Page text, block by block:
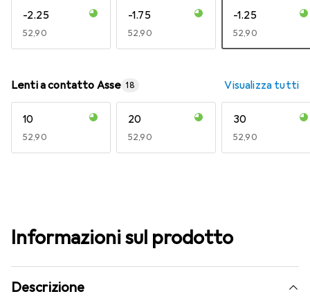
-2.25
EUR
52,90
-1.75
EUR
52,90
-1.25
EUR
52,90
Lenti a contatto Asse 18 Visualizza tutti
10
EUR
52,90
20
EUR
52,90
30
EUR
52,90
Informazioni sul prodotto
Descrizione